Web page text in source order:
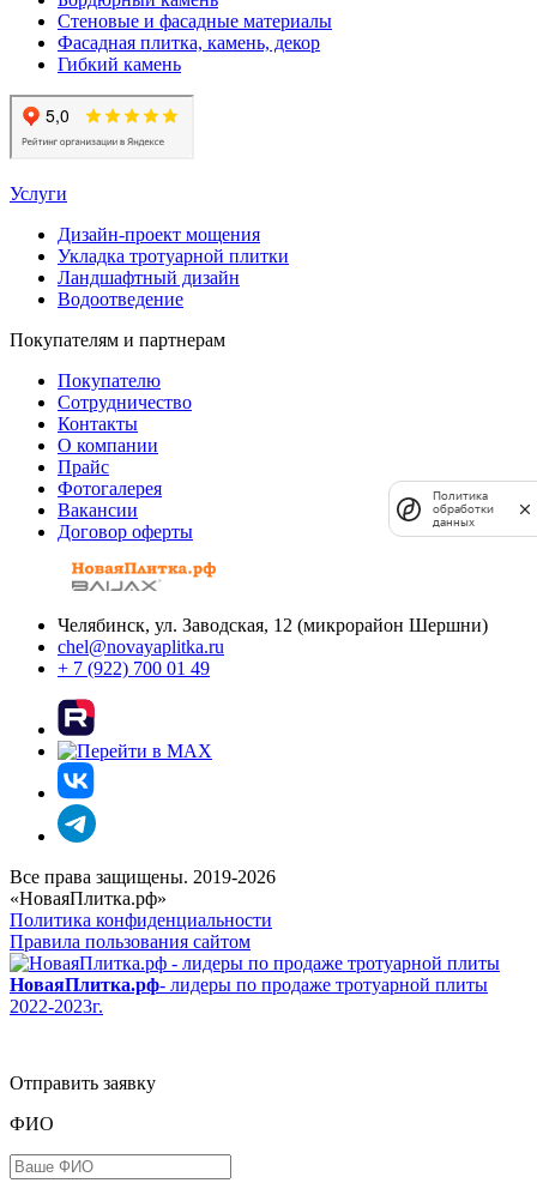
Стеновые и фасадные материалы
Фасадная плитка, камень, декор
Гибкий камень
Услуги
Дизайн-проект мощения
Укладка тротуарной плитки
Ландшафтный дизайн
Водоотведение
Покупателям и партнерам
Покупателю
Сотрудничество
Контакты
О компании
Прайс
Фотогалерея
Вакансии
Договор оферты
Челябинск, ул. Заводская, 12 (микрорайон Шершни)
chel@novayaplitka.ru
+ 7 (922) 700 01 49
Все права защищены. 2019-2026
«НоваяПлитка.рф»
Политика конфиденциальности
Правила пользования сайтом
НоваяПлитка.рф- лидеры по продаже тротуарной плиты
2022-2023г.
Отправить заявку
ФИО
Политика
обработки
данных